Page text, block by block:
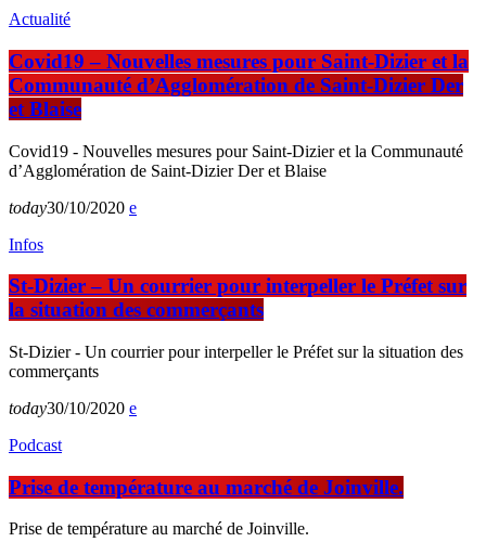
Actualité
Covid19 – Nouvelles mesures pour Saint-Dizier et la
Communauté d’Agglomération de Saint-Dizier Der
et Blaise
Covid19 - Nouvelles mesures pour Saint-Dizier et la Communauté
d’Agglomération de Saint-Dizier Der et Blaise
today30/10/2020
Infos
St-Dizier – Un courrier pour interpeller le Préfet sur
la situation des commerçants
St-Dizier - Un courrier pour interpeller le Préfet sur la situation des
commerçants
today30/10/2020
Podcast
Prise de température au marché de Joinville.
Prise de température au marché de Joinville.